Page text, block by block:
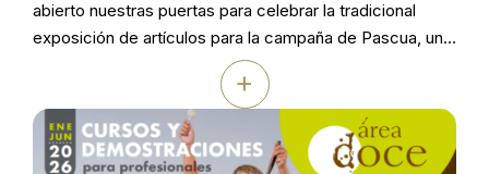
abierto nuestras puertas para celebrar la tradicional
exposición de artículos para la campaña de Pascua, una
cita anual e imperdible con nuestros clientes. Fueron
diez días intensos de intercambio de ideas, muestras de
artículos y muy buen ambiente que confirmaron, una vez
más, que […]
+